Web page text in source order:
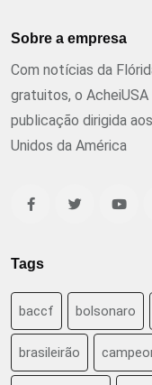
Sobre a empresa
Com notícias da
gratuitos, o
publicação dirigida
Unidos da América
Tags
baccf bolsonaro
brasileirão